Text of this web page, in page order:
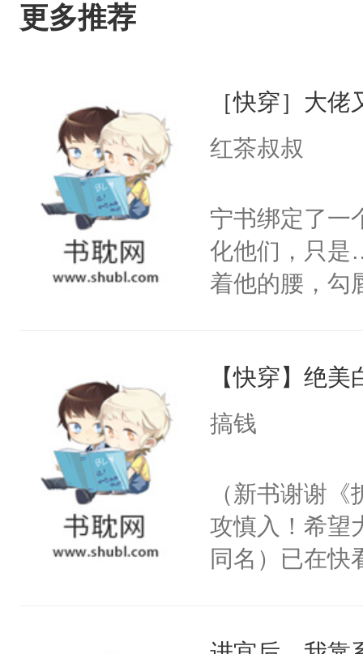
更多推荐
［快穿］大
红茶叔叔
宁书绑定了一
化他们，只是
着他的腰，勾
来，给老公
用力——为你
【快穿】绝
搞钱
（新书谢谢
攻慎入！希望
同名）已在快